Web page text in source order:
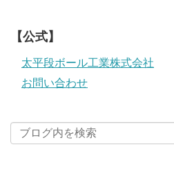
【公式】
太平段ボール工業株式会社
お問い合わせ